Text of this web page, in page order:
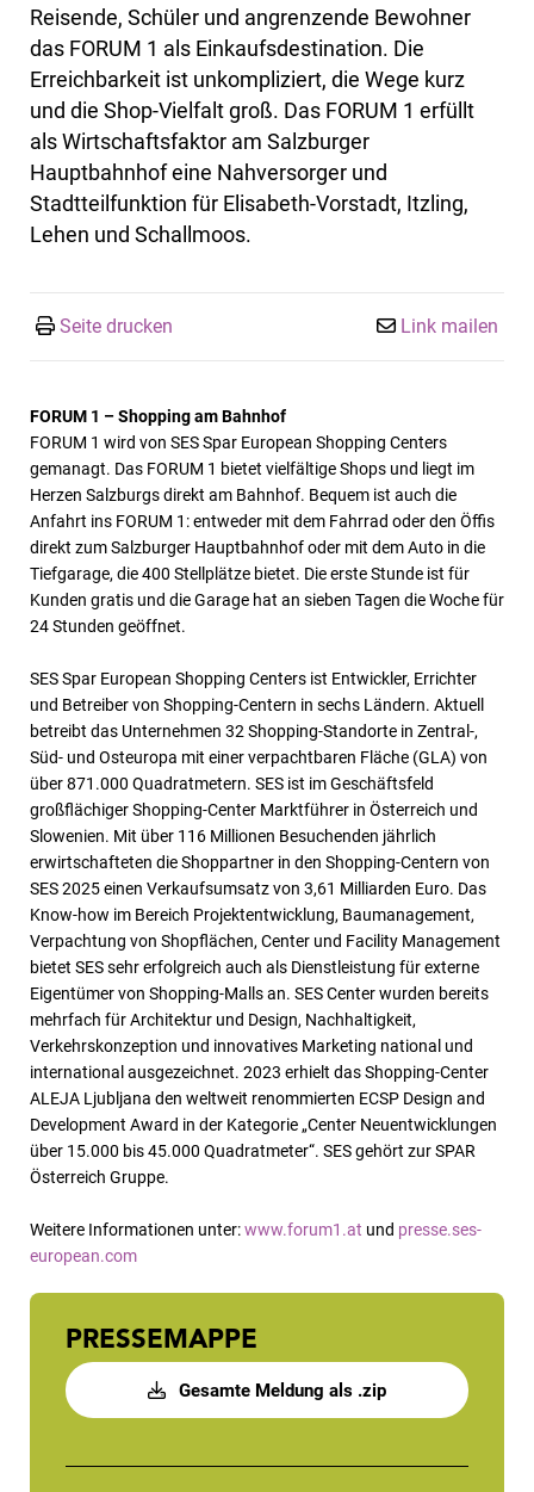
Reisende, Schüler und angrenzende Bewohner
das FORUM 1 als Einkaufsdestination. Die
Erreichbarkeit ist unkompliziert, die Wege kurz
und die Shop-Vielfalt groß. Das FORUM 1 erfüllt
als Wirtschaftsfaktor am Salzburger
Hauptbahnhof eine Nahversorger und
Stadtteilfunktion für Elisabeth-Vorstadt, Itzling,
Lehen und Schallmoos.
Seite drucken Link mailen
FORUM 1 – Shopping am Bahnhof
FORUM 1 wird von SES Spar European Shopping Centers
gemanagt. Das FORUM 1 bietet vielfältige Shops und liegt im
Herzen Salzburgs direkt am Bahnhof. Bequem ist auch die
Anfahrt ins FORUM 1: entweder mit dem Fahrrad oder den Öffis
direkt zum Salzburger Hauptbahnhof oder mit dem Auto in die
Tiefgarage, die 400 Stellplätze bietet. Die erste Stunde ist für
Kunden gratis und die Garage hat an sieben Tagen die Woche für
24 Stunden geöffnet.
SES Spar European Shopping Centers ist Entwickler, Errichter
und Betreiber von Shopping-Centern in sechs Ländern. Aktuell
betreibt das Unternehmen 32 Shopping-Standorte in Zentral-,
Süd- und Osteuropa mit einer verpachtbaren Fläche (GLA) von
über 871.000 Quadratmetern. SES ist im Geschäftsfeld
großflächiger Shopping-Center Marktführer in Österreich und
Slowenien. Mit über 116 Millionen Besuchenden jährlich
erwirtschafteten die Shoppartner in den Shopping-Centern von
SES 2025 einen Verkaufsumsatz von 3,61 Milliarden Euro. Das
Know-how im Bereich Projektentwicklung, Baumanagement,
Verpachtung von Shopflächen, Center und Facility Management
bietet SES sehr erfolgreich auch als Dienstleistung für externe
Eigentümer von Shopping-Malls an. SES Center wurden bereits
mehrfach für Architektur und Design, Nachhaltigkeit,
Verkehrskonzeption und innovatives Marketing national und
international ausgezeichnet. 2023 erhielt das Shopping-Center
ALEJA Ljubljana den weltweit renommierten ECSP Design and
Development Award in der Kategorie „Center Neuentwicklungen
über 15.000 bis 45.000 Quadratmeter“. SES gehört zur SPAR
Österreich Gruppe.
Weitere Informationen unter:www.forum1.at und presse.ses-
european.com
PRESSEMAPPE
Gesamte Meldung als .zip